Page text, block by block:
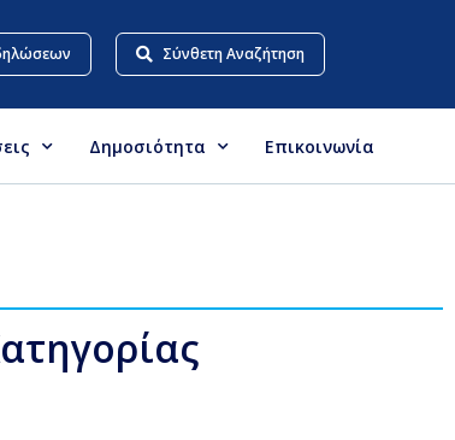
Σύνθετη Αναζήτηση
Δημοσιότητα Επικοινωνία